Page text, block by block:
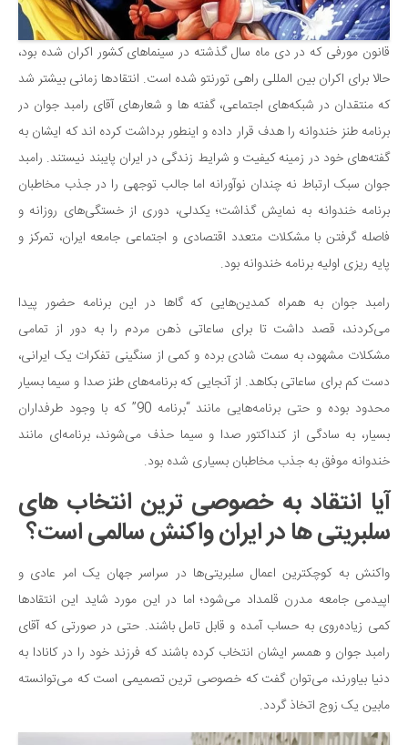
مسابقه
اخبار
قانون مورفی که در دی ماه سال گذشته در سینما‌های کشور اکران شده بود،
حالا برای اکران بین المللی راهی تورنتو شده است. انتقادها زمانی بیشتر شد
که منتقدان در شبکه‌های اجتماعی، گفته ها و شعارهای آقای رامبد جوان در
برنامه طنز خندوانه را هدف قرار داده و اینطور برداشت کرده اند که ایشان به
گفته‌های خود در زمینه کیفیت و شرایط زندگی در ایران پایبند نیستند. رامبد
جوان سبک ارتباط نه چندان نوآورانه اما جالب توجهی را در جذب مخاطبان
برنامه خندوانه به نمایش گذاشت؛ یکدلی، دوری از خستگی‌های روزانه و
فاصله گرفتن با مشکلات متعدد اقتصادی و اجتماعی جامعه ایران، تمرکز و
پایه ریزی اولیه برنامه خندوانه بود.
رامبد جوان به همراه کمدین‌هایی که گاها در این برنامه حضور پیدا
می‌کردند، قصد داشت تا برای ساعاتی ذهن مردم را به دور از تمامی
مشکلات مشهود، به سمت شادی برده و کمی از سنگینی تفکرات یک ایرانی،
دست کم برای ساعاتی بکاهد. از آنجایی که برنامه‌های طنز صدا و سیما بسیار
محدود بوده و حتی برنامه‌هایی مانند “برنامه 90” که با وجود طرفداران
بسیار، به سادگی از کنداکتور صدا و سیما حذف می‌شوند، برنامه‌ای مانند
خندوانه موفق به جذب مخاطبان بسیاری شده بود.
آیا انتقاد به خصوصی ترین انتخاب های
سلبریتی ها در ایران واکنش سالمی است؟
واکنش به کوچکترین اعمال سلبریتی‌ها در سراسر جهان یک امر عادی و
اپیدمی جامعه مدرن قلمداد می‌شود؛ اما در این مورد شاید این انتقادها
کمی زیاده‌روی به حساب آمده و قابل تامل باشند. حتی در صورتی که آقای
رامبد جوان و همسر ایشان انتخاب کرده باشند که فرزند خود را در کانادا به
دنیا بیاورند، می‌توان گفت که خصوصی ترین تصمیمی است که می‌توانسته
مابین یک زوج اتخاذ گردد.